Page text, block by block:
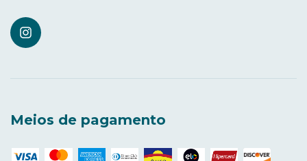
Meios de pagamento